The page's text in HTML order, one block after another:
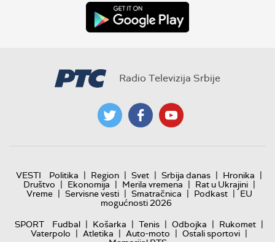
Radio Televizija Srbije
VESTI Politika | Region | Svet | Srbija danas | Hronika |
Društvo | Ekonomija | Merila vremena | Rat u Ukrajini |
Vreme | Servisne vesti | Smatračnica | Podkast | EU
mogućnosti 2026
SPORT
Fudbal | Košarka | Tenis | Odbojka | Rukomet |
Vaterpolo | Atletika | Auto-moto | Ostali sportovi |